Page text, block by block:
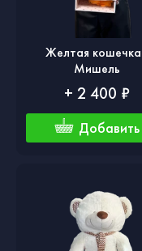
Желтая
Мишель
+ 2 400 ₽
Добавить